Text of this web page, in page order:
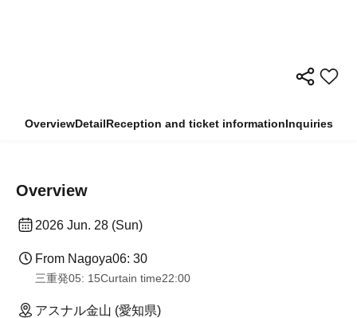
OverviewDetailReception and ticket informationInquiries
Overview
2026 Jun. 28 (Sun)
From Nagoya06: 30
三重発05: 15Curtain time22:00
アスナル金山 (愛知県)